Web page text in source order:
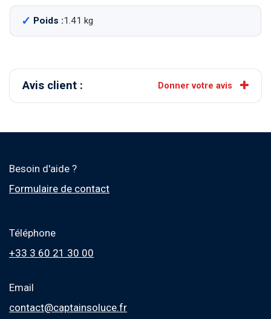
Poids :1.41 kg
Avis client : Donner votre avis
Besoin d'aide ?
Formulaire de contact
Téléphone
+33 3 60 21 30 00
Email
contact@captainsoluce.fr